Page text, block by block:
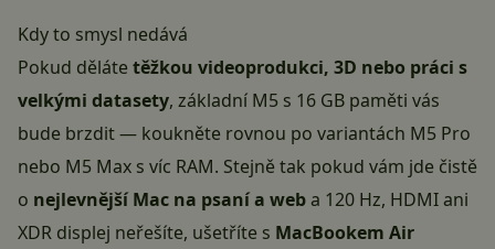
Kdy to smysl nedává
Pokud dělátetěžkou videoprodukci, 3D nebo práci s
velkými datasety, základní M5 s 16 GB paměti vás
bude brzdit — koukněte rovnou po variantách M5 Pro
nebo M5 Max s víc RAM. Stejně tak pokud vám jde čistě
o nejlevnější Mac na psaní a weba 120 Hz, HDMI ani
XDR displej neřešíte, ušetříte s MacBookem Air